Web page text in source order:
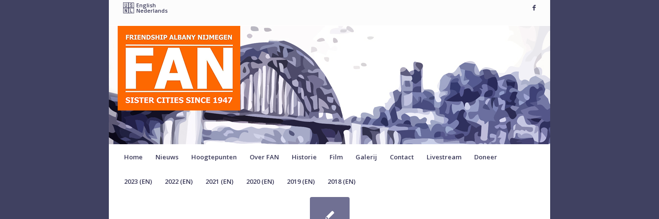
English
Nederlands
Home Nieuws Hoogtepunten Over FAN Historie Film Galerij Contact Livestream Doneer
2023 (EN) 2022 (EN) 2021 (EN) 2020 (EN) 2019 (EN) 2018 (EN)